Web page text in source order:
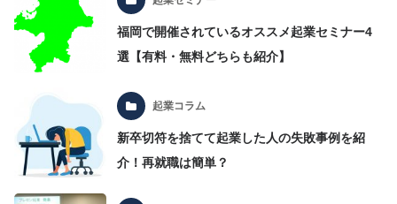
福岡で開催されているオススメ起業セミナー4
選【有料・無料どちらも紹介】
起業コラム
新卒切符を捨てて起業した人の失敗事例を紹
介！再就職は簡単？